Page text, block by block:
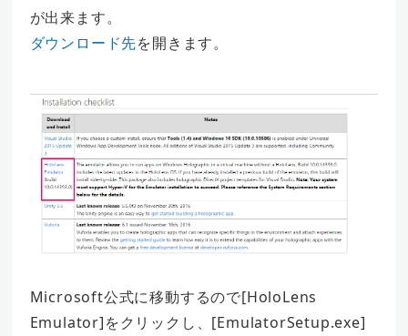
が出来ます。
ダウンロード先を開きます。
Microsoft公式に移動するので[HoloLens
Emulator]をクリックし、[EmulatorSetup.exe]